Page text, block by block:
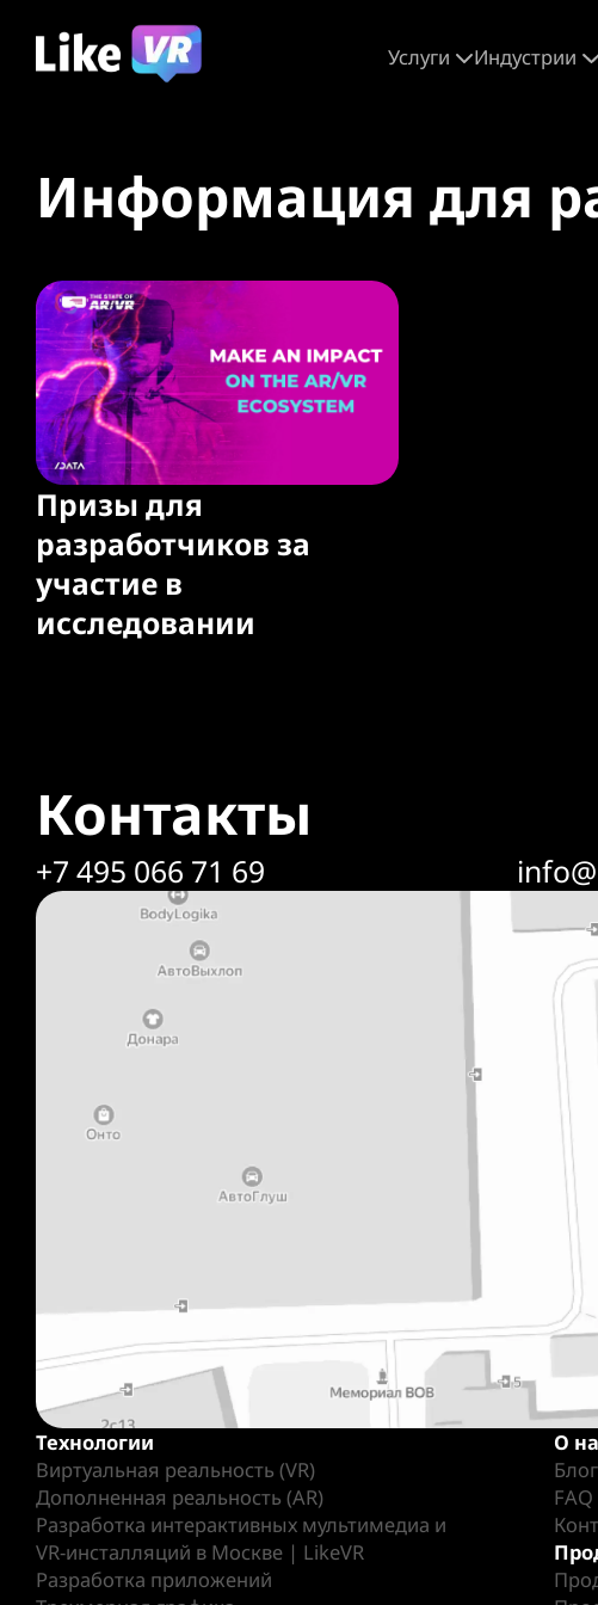
Услуги Индустрии
Информация для
Призы для
разработчиков за
участие в
исследовании
Контакты
+7 495 066 71 69
Технологии
Виртуальная реальность (VR)
Дополненная реальность (AR)
Разработка интерактивных мультимедиа и
VR-инсталляций в Москве | LikeVR
Разработка приложений
О
FAQ